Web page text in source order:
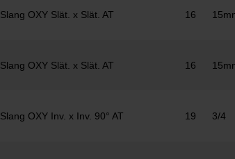
Slang OXY Slät. x Slät. AT 16
Slang OXY Slät. x Slät. AT 16
Slang OXY Inv. x Inv. 90° AT 19 3/4